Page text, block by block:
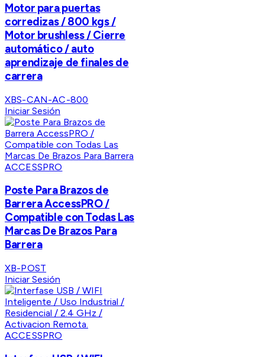
Motor para puertas
corredizas / 800 kgs /
Motor brushless / Cierre
automático / auto
aprendizaje de finales de
carrera
XBS-CAN-AC-800
Iniciar Sesión
ACCESSPRO
Poste Para Brazos de
Barrera AccessPRO /
Compatible con Todas Las
Marcas De Brazos Para
Barrera
XB-POST
Iniciar Sesión
ACCESSPRO